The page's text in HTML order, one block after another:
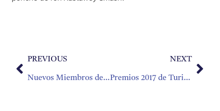
PREVIOUS
Nuevos Miembros de la CHTA – Enero del 2017
NEXT
Premios 2017 de Turismo Sostenible de la CTO